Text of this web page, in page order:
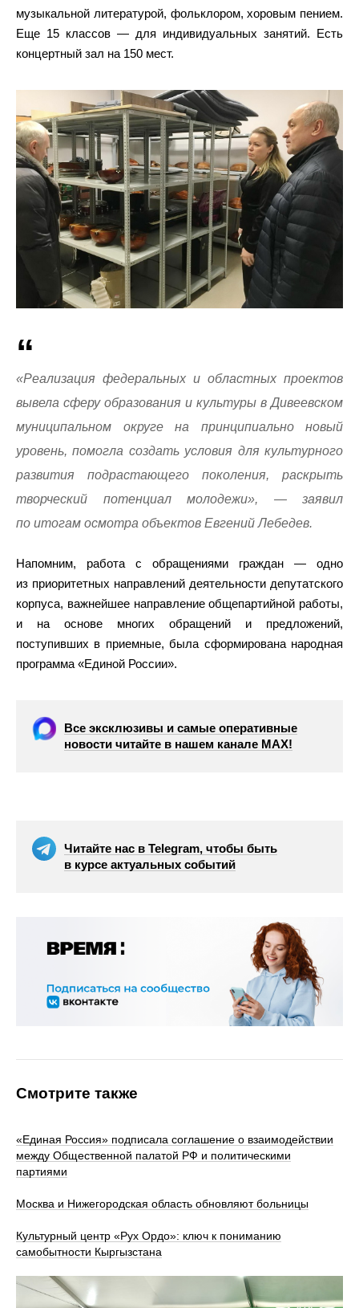
музыкальной литературой, фольклором, хоровым пением.
Еще 15 классов — для индивидуальных занятий. Есть
концертный зал на 150 мест.
«Реализация федеральных и областных проектов
вывела сферу образования и культуры в Дивеевском
муниципальном округе на принципиально новый
уровень, помогла создать условия для культурного
развития подрастающего поколения, раскрыть
творческий потенциал молодежи», — заявил
по итогам осмотра объектов Евгений Лебедев.
Напомним, работа с обращениями граждан — одно
из приоритетных направлений деятельности депутатского
корпуса, важнейшее направление общепартийной работы,
и на основе многих обращений и предложений,
поступивших в приемные, была сформирована народная
программа «Единой России».
Все эксклюзивы и самые оперативные
новости читайте в нашем канале МАХ!
Читайте нас в Telegram, чтобы быть
в курсе актуальных событий
Смотрите также
«Единая Россия» подписала соглашение о взаимодействии
между Общественной палатой РФ и политическими
партиями
Москва и Нижегородская область обновляют больницы
Культурный центр «Рух Ордо»: ключ к пониманию
самобытности Кыргызстана